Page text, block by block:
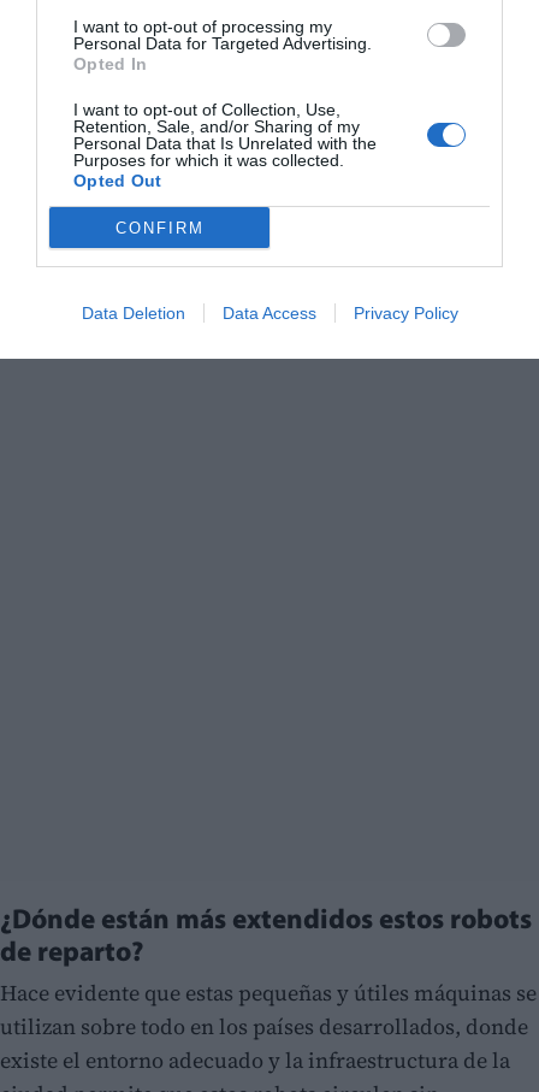
I want to opt-out of processing my
Personal Data for Targeted Advertising.
Opted In
I want to opt-out of Collection, Use,
Retention, Sale, and/or Sharing of my
Personal Data that Is Unrelated with the
Purposes for which it was collected.
Opted Out
CONFIRM
Data Deletion Data Access Privacy Policy
de la empresa de reparto mediante una pantalla y un
pequeño altavoz si surgiera algún problema. Una vez
al operador y espera a recibir nuevos pedidos.
¿Dónde están más extendidos estos robots
de reparto?
Hace evidente que estas pequeñas y útiles máquinas se
utilizan sobre todo en los países desarrollados, donde
existe el entorno adecuado y la infraestructura de la